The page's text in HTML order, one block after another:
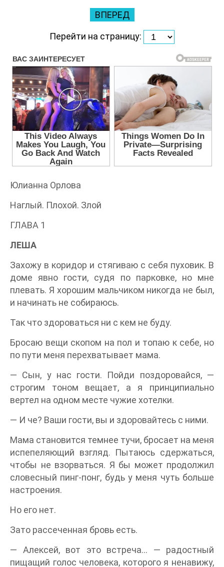
ВПЕРЕД
Перейти на страницу:
Юлианна Орлова
Наглый. Плохой. Злой
ГЛАВА 1
ЛЕША
Захожу в коридор и стягиваю с себя пуховик. В
доме явно гости, судя по парковке, но мне
плевать. Я хорошим мальчиком никогда не был,
и начинать не собираюсь.
Так что здороваться ни с кем не буду.
Бросаю вещи скопом на пол и топаю к себе, но
по пути меня перехватывает мама.
— Сын, у нас гости. Пойди поздоровайся, —
строгим тоном вещает, а я принципиально
вертел на одном месте чужие хотелки.
— И че? Ваши гости, вы и здоровайтесь с ними.
Мама становится темнее тучи, бросает на меня
испепеляющий взгляд. Пытаюсь сдержаться,
чтобы не взорваться. Я бы может продолжил
словесный пинг-понг, будь у меня чуть больше
настроения.
Но его нет.
Зато рассеченная бровь есть.
— Алексей, вот это встреча… — радостный
пищащий голос человека, которого я ненавижу,